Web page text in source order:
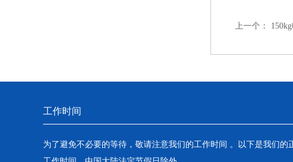
上一个：
工作时间
为了避免不必要的等待，敬请注意我们的工作时间 。以下是我们的